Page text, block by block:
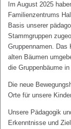
Im August 2025
Familienzentrums
Basis unserer
Stammgruppen
Gruppennamen. Das
alten Bäumen
die Gruppenbäume
Die neue
Orte für unsere
Unsere Pädagogik
Erkenntnisse und